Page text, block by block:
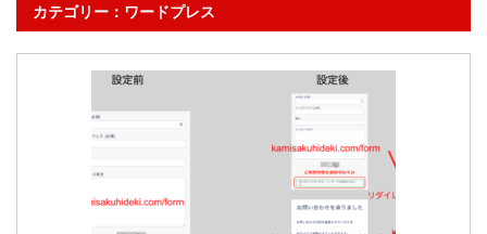
カテゴリー：ワードプレス